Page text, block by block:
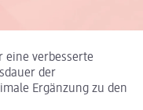
eine verbesserte
der
Ergänzung zu den